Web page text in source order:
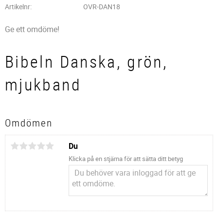
Artikelnr
OVR-DAN18
Ge ett omdöme!
Bibeln Danska, grön,
mjukband
Omdömen
Du
Klicka på en stjärna för att sätta ditt betyg